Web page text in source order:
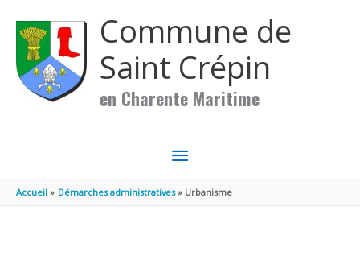
Commune de
Saint Crépin
en Charente Maritime
MENU
PRINCIPAL
Accueil Démarches administratives Urbanisme